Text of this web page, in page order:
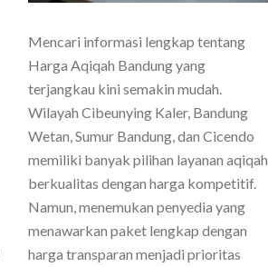
Mencari informasi lengkap tentang
Harga Aqiqah Bandung yang
terjangkau kini semakin mudah.
Wilayah Cibeunying Kaler, Bandung
Wetan, Sumur Bandung, dan Cicendo
memiliki banyak pilihan layanan aqiqah
berkualitas dengan harga kompetitif.
Namun, menemukan penyedia yang
menawarkan paket lengkap dengan
harga transparan menjadi prioritas